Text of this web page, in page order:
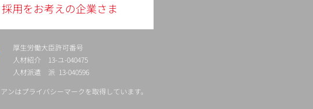
採用をお考えの企業さま
厚生労働大臣許可番号
人材紹介 13-ユ-040475
人材派遣 派 13-040596
ンはプライバシーマークを取得しています。